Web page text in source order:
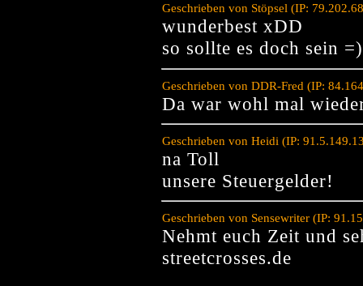
Geschrieben von Stöpsel (IP:
wunderbest xDD
so sollte es doch sein =)
Geschrieben von DDR-Fred (IP:
Da war wohl mal
Geschrieben von Heidi (IP:
na Toll
unsere Steuergelder!
Geschrieben von Sensewriter (IP:
Nehmt euch Zeit und
streetcrosses.de